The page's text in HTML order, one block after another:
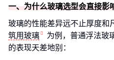
一、为什么玻璃选型会直接影
玻璃的性能差异远不止厚度和
筑用玻璃
为例，普通浮法玻
的表现天差地别：